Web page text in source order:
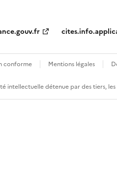
conforme Mentions légales
intellectuelle détenue par des tiers,